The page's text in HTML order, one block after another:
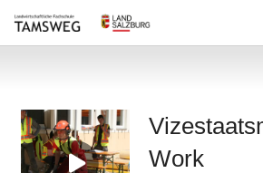
Work